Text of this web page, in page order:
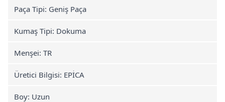
Paça Tipi: Geniş Paça
Kumaş Tipi: Dokuma
Menşei: TR
Üretici Bilgisi: EPİCA
Boy: Uzun